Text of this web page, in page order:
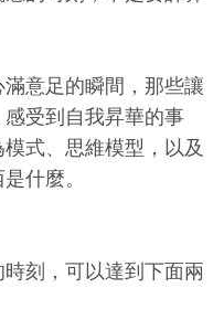
意足的瞬間，那些讓
受到自我昇華的事
式、思維模型，以及
什麼。
刻，可以達到下面兩